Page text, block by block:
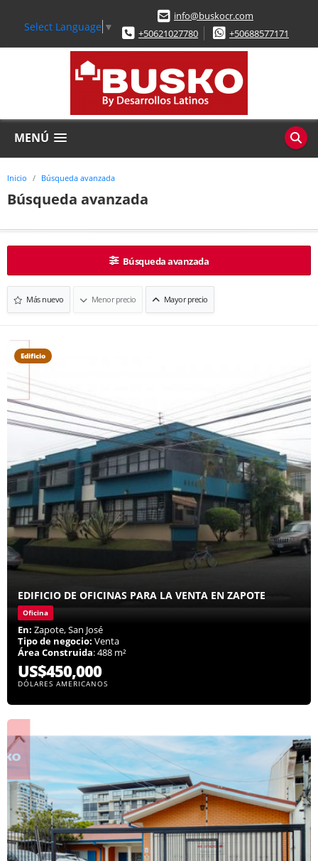
Select Language ▼
info@buskocr.com
+50621027780
+50688577171
MENÚ
Inicio Búsqueda avanzada
Búsqueda avanzada
Búsqueda avanzada
Más nuevo Menor precio Mayor precio
Edificio
EDIFICIO DE OFICINAS PARA LA VENTA EN ZAPOTE
Oficina
En: Zapote, San José
Tipo de negocio: Venta
Área Construida: 488 m²
US$450,000
DÓLARES AMERICANOS